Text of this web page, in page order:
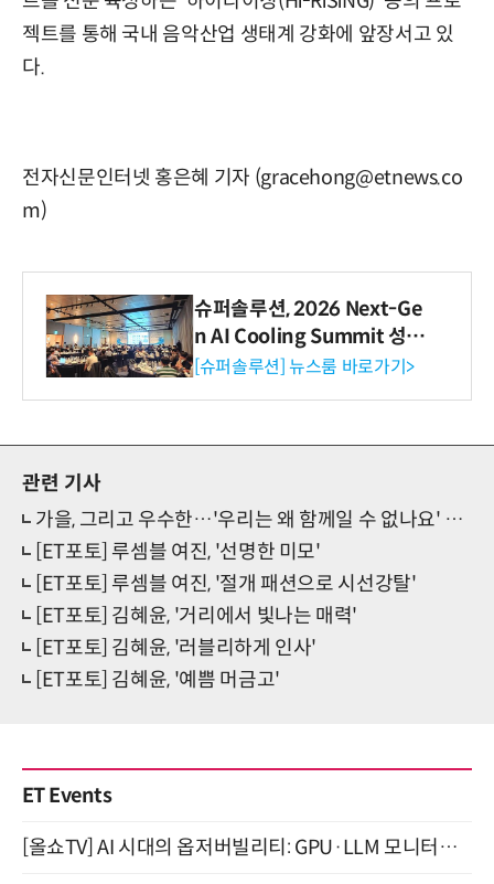
젝트를 통해 국내 음악산업 생태계 강화에 앞장서고 있
다.
전자신문인터넷 홍은혜 기자 (gracehong@etnews.co
m)
슈퍼솔루션, 2026 Next-Ge
n AI Cooling Summit 성황
리 성료
[슈퍼솔루션] 뉴스룸 바로가기>
관련 기사
가을, 그리고 우수한…'우리는 왜 함께일 수 없나요' 발매
[ET포토] 루셈블 여진, '선명한 미모'
[ET포토] 루셈블 여진, '절개 패션으로 시선강탈'
[ET포토] 김혜윤, '거리에서 빛나는 매력'
[ET포토] 김혜윤, '러블리하게 인사'
[ET포토] 김혜윤, '예쁨 머금고'
ET Events
[올쇼TV] AI 시대의 옵저버빌리티: GPU·LLM 모니터링부터 AI 기반 장애 대응까지 (8/11 생방송)